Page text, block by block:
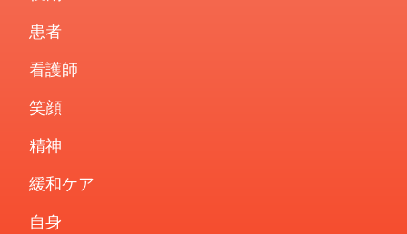
患者
看護師
笑顔
精神
緩和ケア
自身